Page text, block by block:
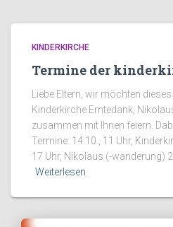
KINDERKIRCHE
Termine der
Liebe Eltern, wir möchten
Kinderkirche Erntedank,
zusammen mit Ihnen feiern.
Termine: 14.10., 11 Uhr,
17 Uhr, Nikolaus (-wanderung)
Weiterlesen